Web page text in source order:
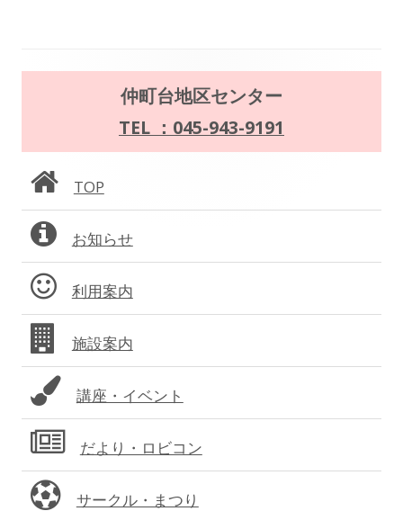
ン
ン
サ
イ
ド
バ
ー
仲町台地区センター
TEL ：045-943-9191
TOP
お知らせ
利用案内
施設案内
講座・イベント
だより・ロビコン
サークル・まつり